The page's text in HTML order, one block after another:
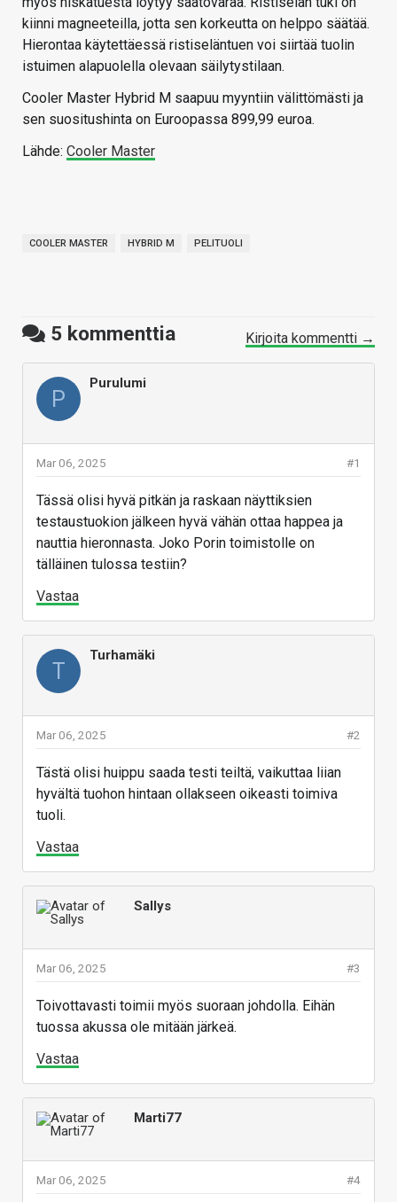
kiinni magneeteilla, jotta sen korkeutta on helppo säätää.
Hierontaa käytettäessä ristiseläntuen voi siirtää tuolin
istuimen alapuolella olevaan säilytystilaan.
Cooler Master Hybrid M saapuu myyntiin välittömästi ja
sen suositushinta on Euroopassa 899,99 euroa.
Lähde: Cooler Master
COOLER MASTER HYBRID M PELITUOLI
5 kommenttia Kirjoita kommentti →
P
Purulumi
#1
Mar 06, 2025
Tässä olisi hyvä pitkän ja raskaan näyttiksien
testaustuokion jälkeen hyvä vähän ottaa happea ja
nauttia hieronnasta. Joko Porin toimistolle on
tälläinen tulossa testiin?
Vastaa
T
Turhamäki
#2
Mar 06, 2025
Tästä olisi huippu saada testi teiltä, vaikuttaa liian
hyvältä tuohon hintaan ollakseen oikeasti toimiva
tuoli.
Vastaa
Sallys
#3
Mar 06, 2025
Toivottavasti toimii myös suoraan johdolla. Eihän
tuossa akussa ole mitään järkeä.
Vastaa
Marti77
#4
Mar 06, 2025